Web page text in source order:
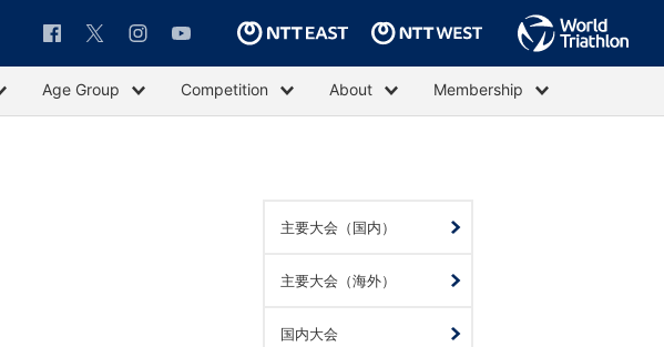
Age Group Competition About Membership
主要大会（国内）
主要大会（海外）
国内大会